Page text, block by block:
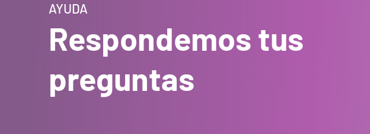
AYUDA
Respondemos tus
preguntas